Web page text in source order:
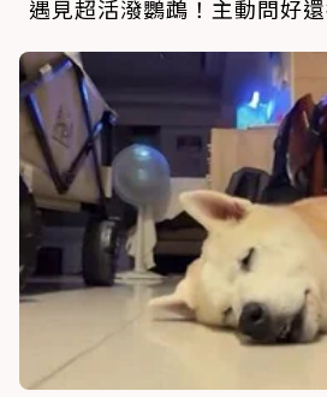
遇見超活潑鸚鵡！主動問好